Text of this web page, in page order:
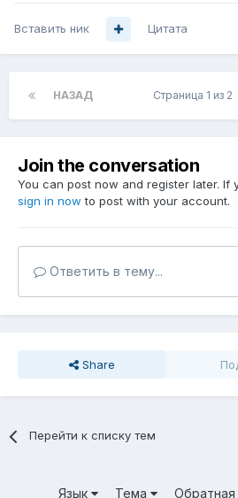
Вставить ник Цитата
НАЗАД Страница 1 из 2
Join the conversation
You can post now and register later. If
sign in now to post with your account.
Ответить в тему...
Share
Перейти к списку тем
Язык Тема Обратная